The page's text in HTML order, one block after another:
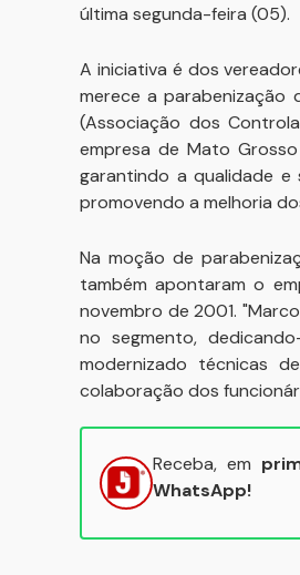
última segunda-feira (05).
A iniciativa é dos
merece a parabenização
(Associação dos
empresa de Mato
garantindo a qualidade e
promovendo a melhoria
Na moção de
também apontaram o
novembro de 2001.
no segmento,
modernizado técnicas
colaboração dos
Receba, em
WhatsApp!